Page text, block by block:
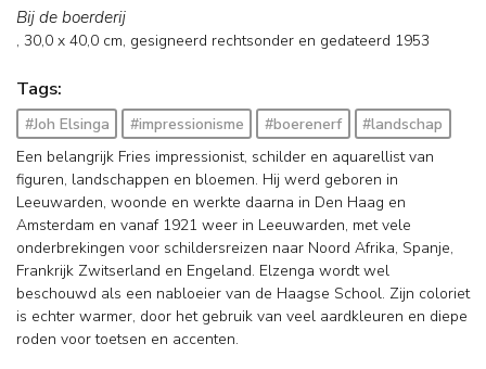
Bij de boerderij
, 30,0 x 40,0 cm, gesigneerd rechtsonder en gedateerd 1953
Tags:
#Joh Elsinga #impressionisme #boerenerf
#landschap
Een belangrijk Fries impressionist, schilder en aquarellist van
figuren, landschappen en bloemen. Hij werd geboren in
Leeuwarden, woonde en werkte daarna in Den Haag en
Amsterdam en vanaf 1921 weer in Leeuwarden, met vele
onderbrekingen voor schildersreizen naar Noord Afrika, Spanje,
Frankrijk Zwitserland en Engeland. Elzenga wordt wel
beschouwd als een nabloeier van de Haagse School. Zijn coloriet
is echter warmer, door het gebruik van veel aardkleuren en diepe
roden voor toetsen en accenten.